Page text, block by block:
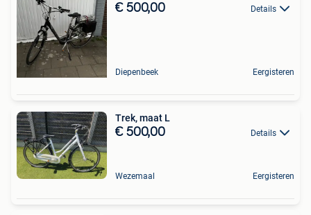
€ 500,00 Details
Diepenbeek Eergisteren
Trek, maat L
€ 500,00 Details
Wezemaal Eergisteren